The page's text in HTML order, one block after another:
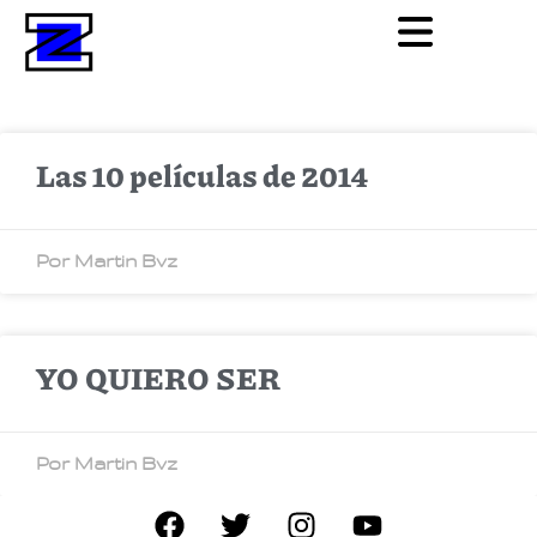
Las 10 películas de 2014
Por Martin Bvz
YO QUIERO SER
Por Martin Bvz